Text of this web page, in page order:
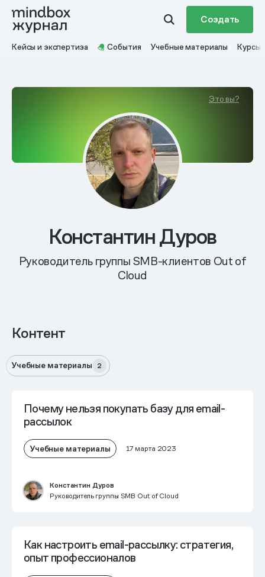
Создать
Кейсы и экспертиза События Учебные материалы Курсы
Это вы?
Константин Дуров
Руководитель группы SMB-клиентов Out of
Cloud
Контент
Учебные материалы 2
Почему нельзя покупать базу для email-
рассылок
Учебные материалы 17 марта 2023
Константин Дуров
Руководитель группы SMB Out of Cloud
Как настроить email-рассылку: стратегия,
опыт профессионалов